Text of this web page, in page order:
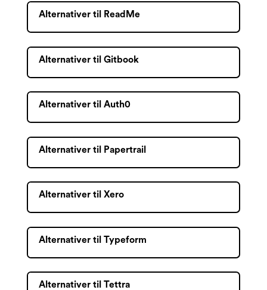
Alternativer til ReadMe
Alternativer til Gitbook
Alternativer til Auth0
Alternativer til Papertrail
Alternativer til Xero
Alternativer til Typeform
Alternativer til Tettra